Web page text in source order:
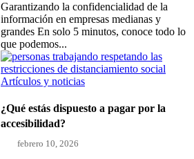
Garantizando la confidencialidad de la
información en empresas medianas y
grandes En solo 5 minutos, conoce todo lo
que podemos...
Artículos y noticias
¿Qué estás dispuesto a pagar por la
accesibilidad?
febrero 10, 2026